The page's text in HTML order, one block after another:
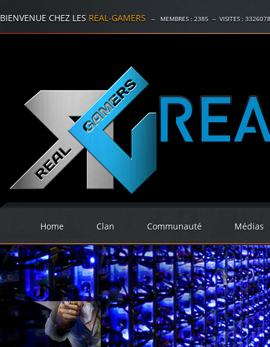
BIENVENUE CHEZ LES REAL-GAMERS -- MEMBRES : 2385 -- VISITES : 3326078
Home Clan Communauté Médias